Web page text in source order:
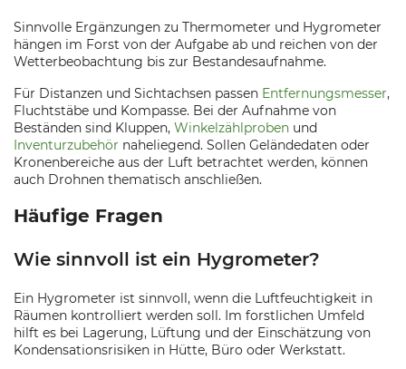
Sinnvolle Ergänzungen zu Thermometer und Hygrometer
hängen im Forst von der Aufgabe ab und reichen von der
Wetterbeobachtung bis zur Bestandesaufnahme.
Für Distanzen und Sichtachsen passen Entfernungsmesser,
Fluchtstäbe und Kompasse. Bei der Aufnahme von
Beständen sind Kluppen, Winkelzählproben und
Inventurzubehör naheliegend. Sollen Geländedaten oder
Kronenbereiche aus der Luft betrachtet werden, können
auch Drohnen thematisch anschließen.
Häufige Fragen
Wie sinnvoll ist ein Hygrometer?
Ein Hygrometer ist sinnvoll, wenn die Luftfeuchtigkeit in
Räumen kontrolliert werden soll. Im forstlichen Umfeld
hilft es bei Lagerung, Lüftung und der Einschätzung von
Kondensationsrisiken in Hütte, Büro oder Werkstatt.